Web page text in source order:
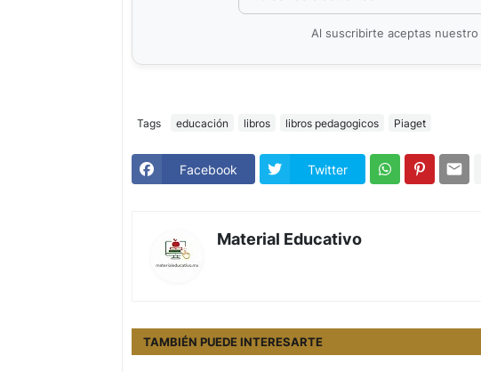
Al suscribirte aceptas nuestro
Tags educación libros libros pedagogicos Piaget
Facebook Twitter
Material Educativo
TAMBIÉN PUEDE INTERESARTE